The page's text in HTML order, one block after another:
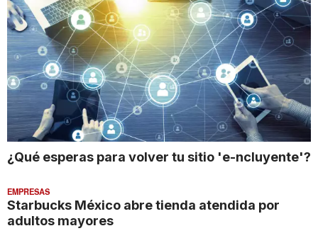
¿Qué esperas para volver tu sitio 'e-ncluyente'?
EMPRESAS
Starbucks México abre tienda atendida por
adultos mayores